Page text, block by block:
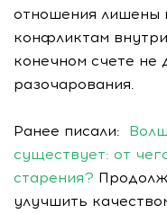
отношения лишены
конфликтам
конечном счете не
разочарования.
Ранее писали:
существует: от
старения?
улучшить